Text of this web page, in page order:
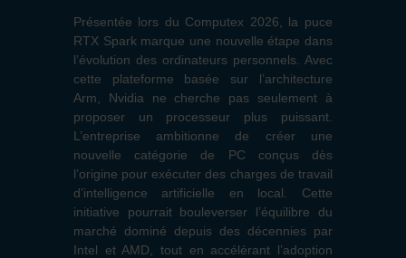
Présentée lors du Computex 2026, la puce
RTX Spark marque une nouvelle étape dans
l’évolution des ordinateurs personnels. Avec
cette plateforme basée sur l’architecture
Arm, Nvidia ne cherche pas seulement à
proposer un processeur plus puissant.
L’entreprise ambitionne de créer une
nouvelle catégorie de PC conçus dès
l’origine pour exécuter des charges de travail
d’intelligence artificielle en local. Cette
initiative pourrait bouleverser l’équilibre du
marché dominé depuis des décennies par
Intel et AMD, tout en accélérant l’adoption